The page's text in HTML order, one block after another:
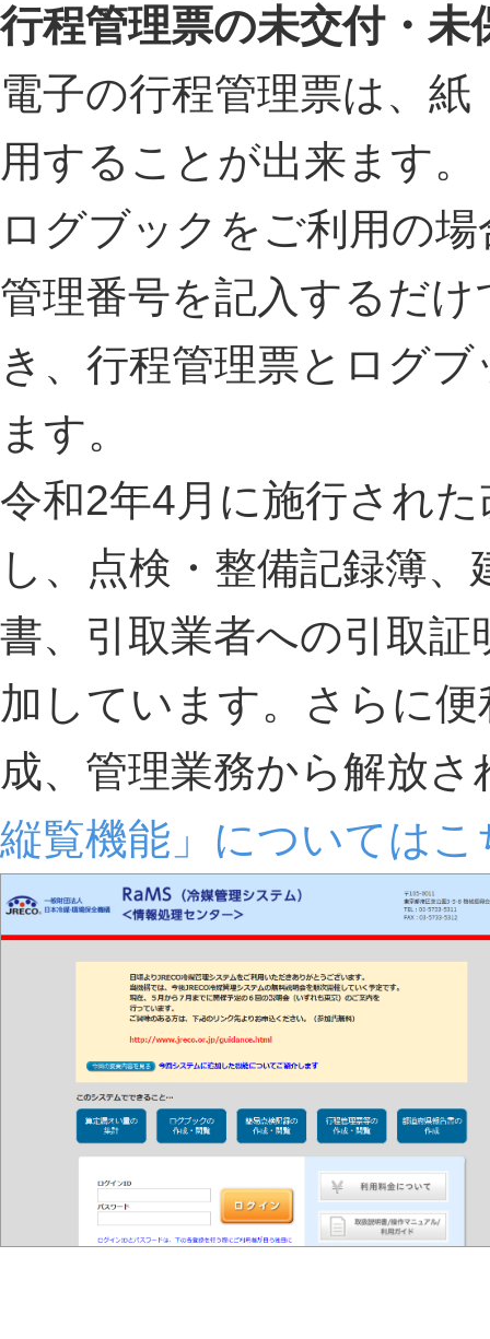
行程管理票の未交付・
電子の行程管理票は、
用することが出来ます。
ログブックをご利用の
管理番号を記入するだ
き、行程管理票とログ
ます。
令和2年4月に施行され
し、点検・整備記録簿
書、引取業者への引取
加しています。さらに
成、管理業務から解
縦覧機能」についてはこ